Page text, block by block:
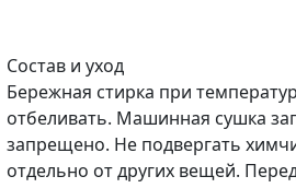
Cостав и уход
Бережная стирка при
отбеливать. Машинная сушка
запрещено. Не подвергать
отдельно от других вещей.